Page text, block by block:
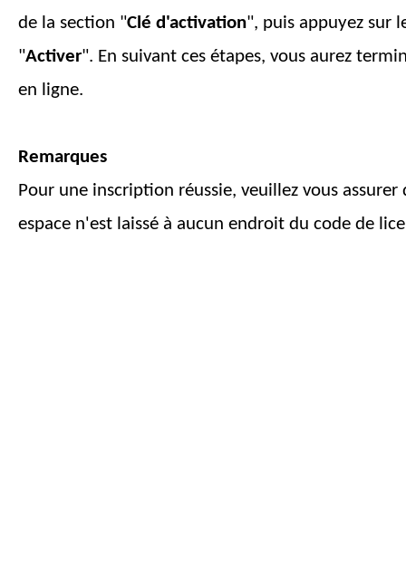
de la section "Clé d'activation", puis appuyez sur
"Activer". En suivant ces étapes, vous aurez
en ligne.
Remarques
Pour une inscription réussie, veuillez vous assurer
espace n'est laissé à aucun endroit du code de